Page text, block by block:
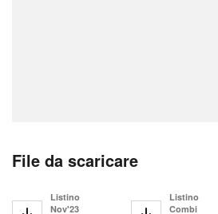
File da scaricare
Listino
Nov'23
Listino
Combi